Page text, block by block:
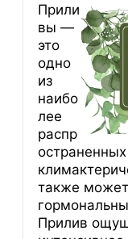
Прили
вы —
это
одно
из
наибо
лее
распр
также может
Прилив